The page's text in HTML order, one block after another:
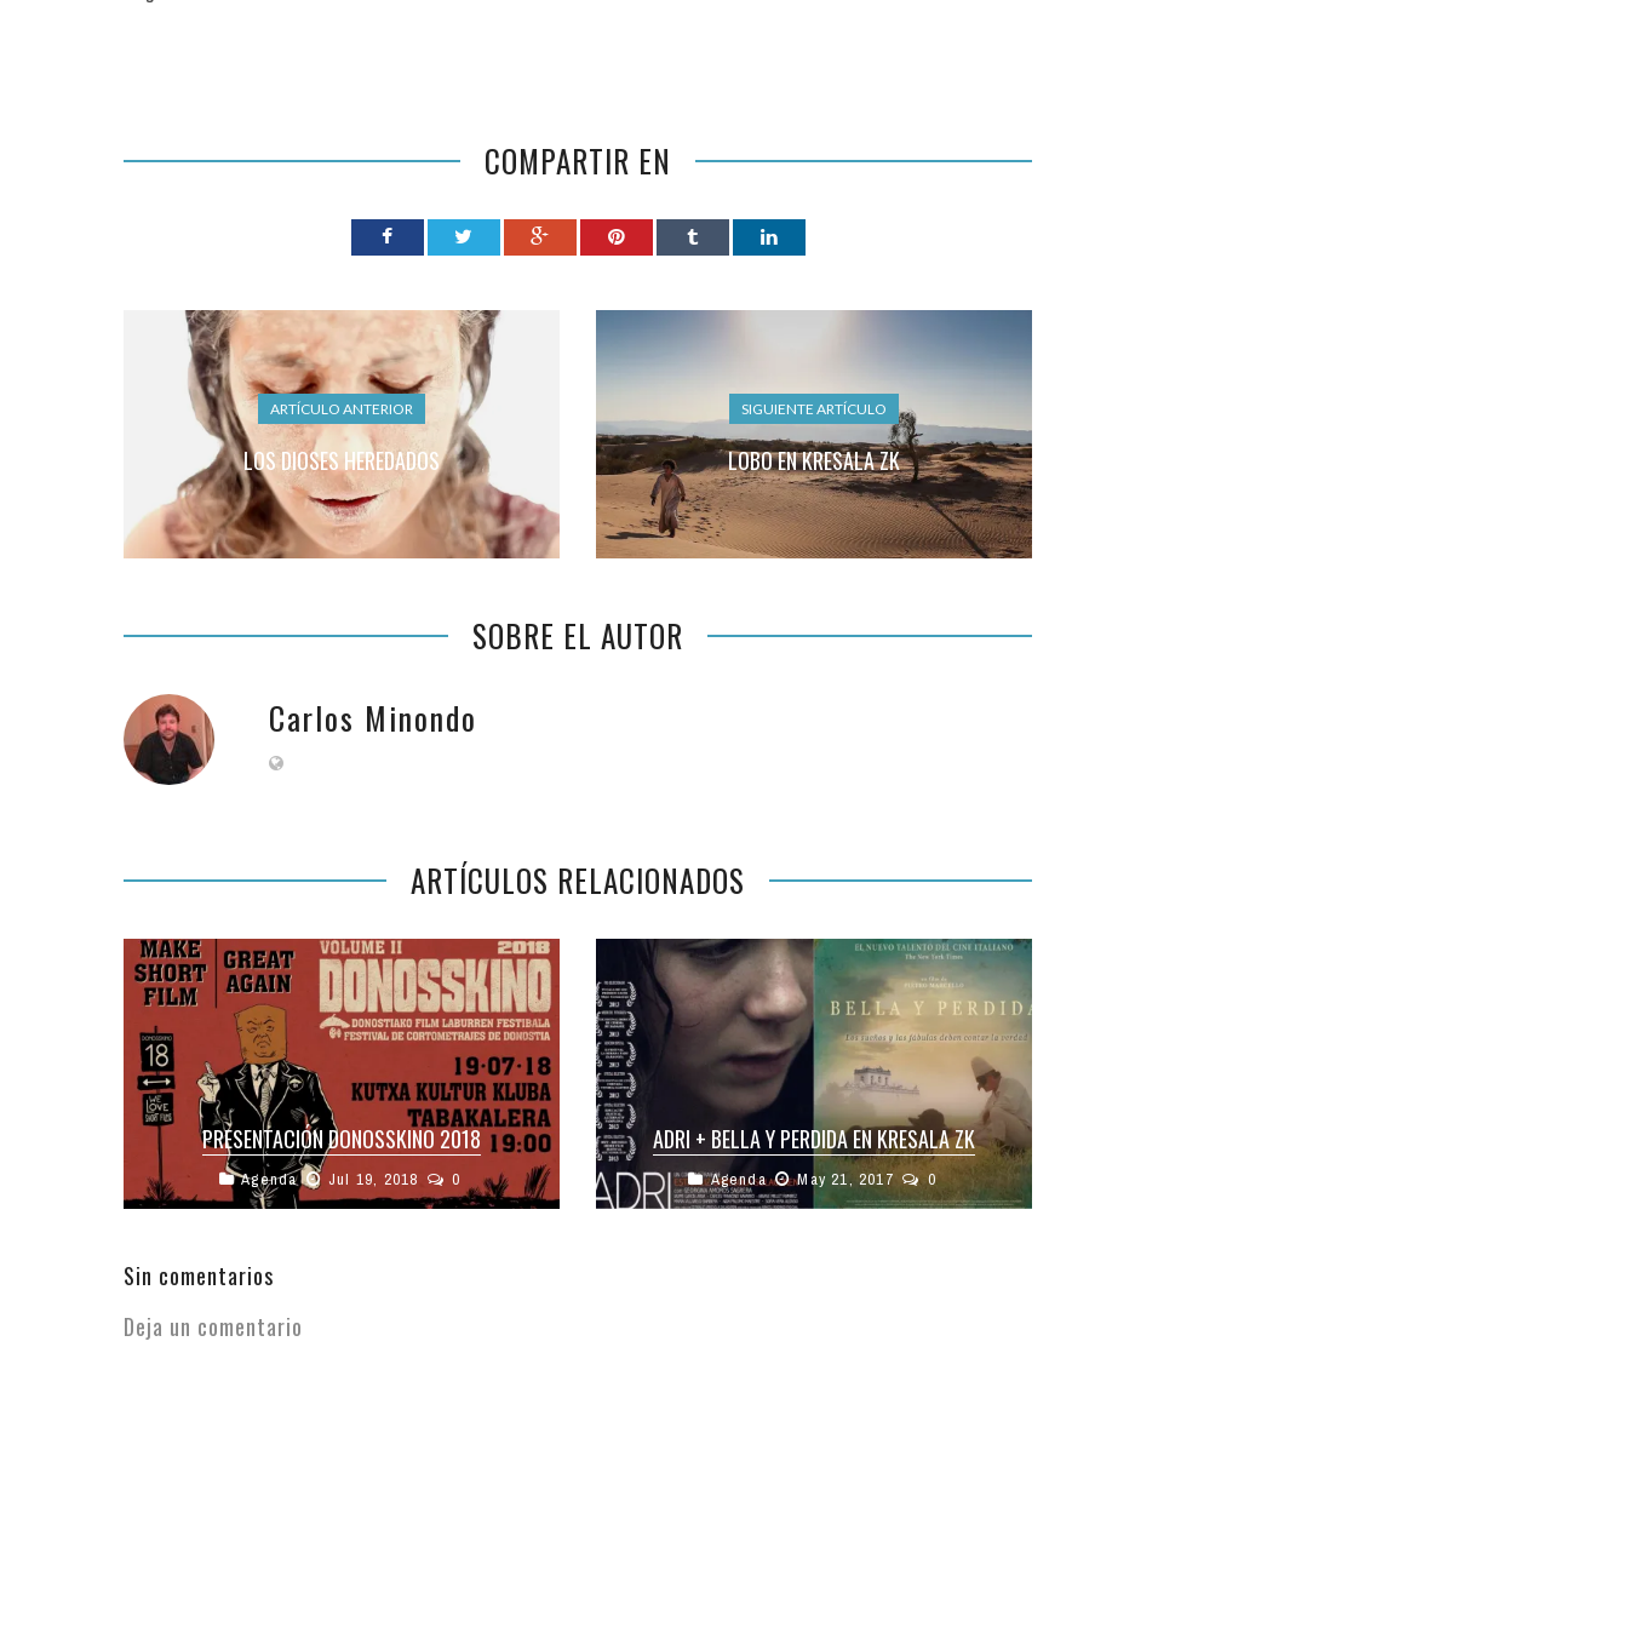
COMPARTIR EN
ARTÍCULO ANTERIOR
LOS DIOSES HEREDADOS
SIGUIENTE ARTÍCULO
LOBO EN KRESALA ZK
SOBRE EL AUTOR
Carlos Minondo
ARTÍCULOS RELACIONADOS
PRESENTACIÓN DONOSSKINO 2018
Hoy de 19:00 a 21:00, en Kutxa kultur Kluba de
Tabakalera presentación de la segunda edición
Agenda Jul 19, 2018 0
ADRI + BELLA Y PERDIDA EN KRESALA ZK
Mañana lunes, 22 de marzo habrá una sesión
doble en el cineclub Kresala. Por un lado el
Agenda May 21, 2017 0
Sin comentarios
Deja un comentario